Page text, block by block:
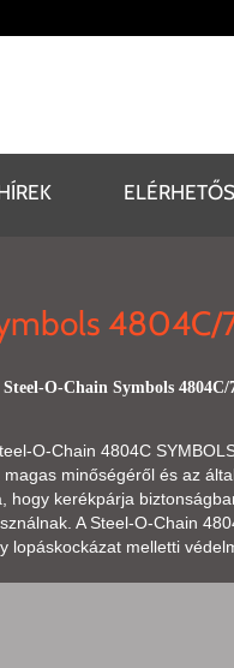
4804C/
O-Chain Symbols
O-Chain 4804C
minőségéről és az
kerékpárja
A Steel-O-Chain
lopáskockázat melletti